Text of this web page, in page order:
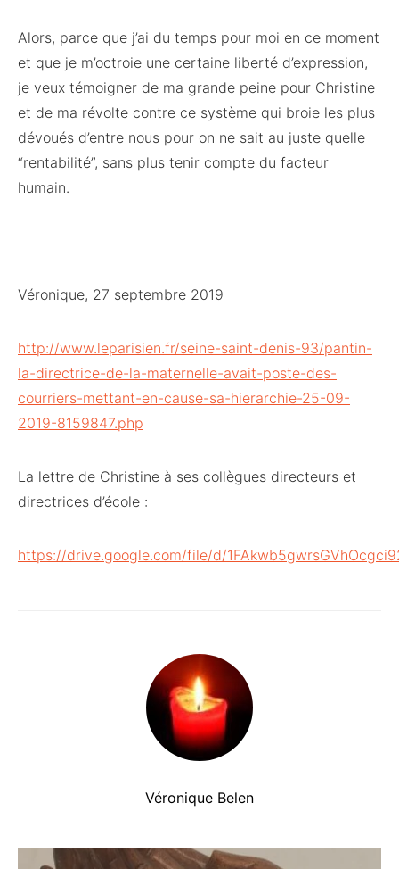
Alors, parce que j’ai du temps pour moi en ce moment
et que je m’octroie une certaine liberté d’expression,
je veux témoigner de ma grande peine pour Christine
et de ma révolte contre ce système qui broie les plus
dévoués d’entre nous pour on ne sait au juste quelle
“rentabilité”, sans plus tenir compte du facteur
humain.
Véronique, 27 septembre 2019
http://www.leparisien.fr/seine-saint-denis-93/pantin-
la-directrice-de-la-maternelle-avait-poste-des-
courriers-mettant-en-cause-sa-hierarchie-25-09-
2019-8159847.php
La lettre de Christine à ses collègues directeurs et
directrices d’école :
https://drive.google.com/file/d/
Véronique Belen